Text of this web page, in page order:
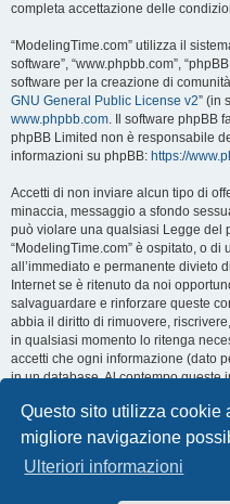
Questo sito utilizza cookie
migliore navigazione
Ulteriori informazioni
completa accettazione delle
“ModelingTime.com” utilizza il
software”, “www.phpbb.com”,
software per la creazione di
GNU General Public License v2” (in
www.phpbb.com. Il software phpBB
phpBB Limited non è responsabile
informazioni su phpBB: https://
Accetti di non inviare alcun tipo di
minaccia, messaggio a sfondo
può violare una qualsiasi Legge del
“ModelingTime.com” è ospitato, o
all’immediato e permanente divieto
Internet se è ritenuto da noi
salvaguardare e rinforzare queste
abbia il diritto di rimuovere,
in qualsiasi momento lo ritenga
accetti che ogni informazione (dato
in un database. Al contempo
nessuno senza il tuo consenso, né
ritenersi responsabili per qualsiasi
compromettere queste informazioni.